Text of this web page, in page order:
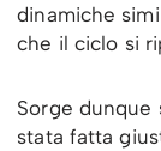
dinamiche
che il ciclo si
Sorge dunque
stata fatta